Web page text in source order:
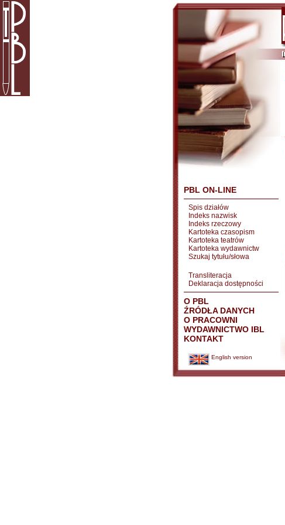
PBL ON-LINE
Spis działów
Indeks nazwisk
Indeks rzeczowy
Kartoteka czasopism
Kartoteka teatrów
Kartoteka wydawnictw
Szukaj tytułu/słowa
Transliteracja
Deklaracja dostępności
O PBL
ŹRÓDŁA DANYCH
O PRACOWNI
WYDAWNICTWO IBL
KONTAKT
English version